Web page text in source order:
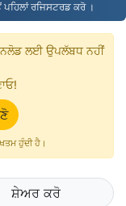
ਰਜਿਸਟਰਡ ਕਰੋ ।
ਲਈ ਉਪਲੱਬਧ ਨਹੀਂ
ਹੁੰਦੀ ਹੈ।
ਸ਼ੇਅਰ ਕਰੋ